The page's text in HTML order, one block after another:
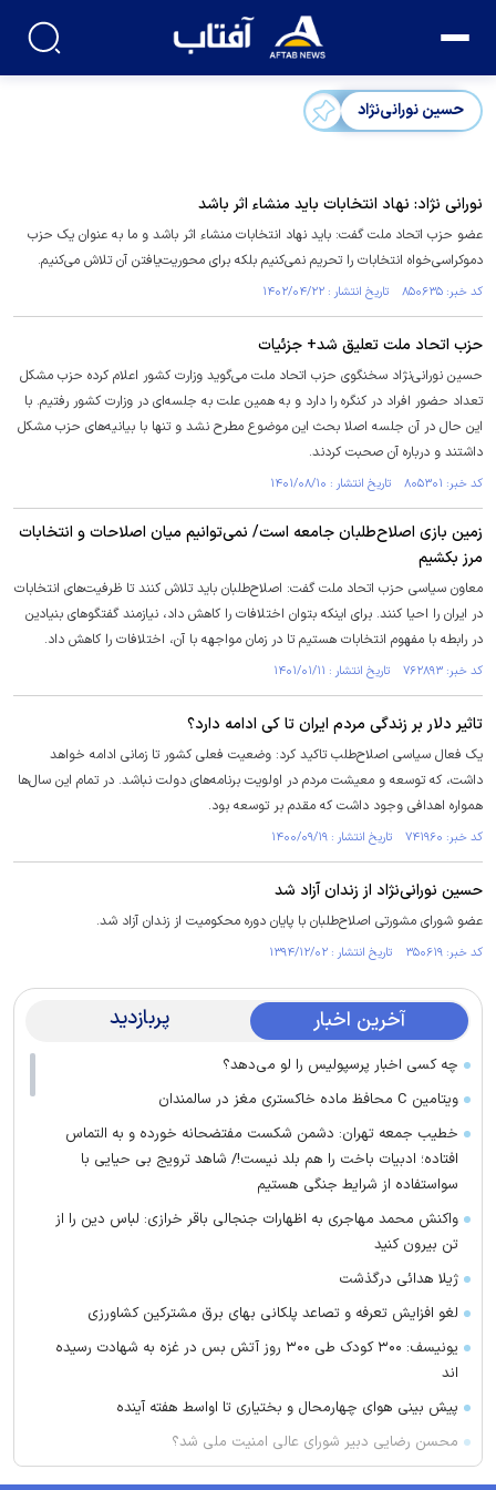
حسین نورانی‌نژاد
نورانی نژاد: نهاد انتخابات باید منشاء اثر باشد
عضو حزب اتحاد ملت گفت: باید نهاد انتخابات منشاء اثر باشد و ما به عنوان یک حزب
دموکراسی‌خواه انتخابات را تحریم نمی‌کنیم بلکه برای محوریت‌یافتن آن تلاش می‌کنیم.
کد خبر: ۸۵۰۶۳۵ تاریخ انتشار : ۱۴۰۲/۰۴/۲۲
حزب اتحاد ملت تعلیق شد+ جزئیات
حسین نورانی‌نژاد سخنگوی حزب اتحاد ملت می‌گوید وزارت کشور اعلام کرده حزب مشکل
تعداد حضور افراد در کنگره را دارد و به همین علت به جلسه‌ای در وزارت کشور رفتیم. با
این حال در آن جلسه اصلا بحث این موضوع مطرح نشد و تنها با بیانیه‌های حزب مشکل
داشتند و درباره آن صحبت کردند.
کد خبر: ۸۰۵۳۰۱ تاریخ انتشار : ۱۴۰۱/۰۸/۱۰
زمین بازی اصلاح‌طلبان جامعه است/ نمی‌توانیم میان اصلاحات و انتخابات
مرز بکشیم
معاون سیاسی حزب اتحاد ملت گفت: اصلاح‌طلبان باید تلاش کنند تا ظرفیت‌های انتخابات
در ایران را احیا کنند. برای اینکه بتوان اختلافات را کاهش داد، نیازمند گفتگو‌های بنیادین
در رابطه با مفهوم انتخابات هستیم تا در زمان مواجهه با آن، اختلافات را کاهش داد.
کد خبر: ۷۶۲۸۹۳ تاریخ انتشار : ۱۴۰۱/۰۱/۱۱
تاثیر دلار بر زندگی مردم ایران تا کی ادامه دارد؟
یک فعال سیاسی اصلاح‌طلب تاکید کرد: وضعیت فعلی کشور تا زمانی ادامه خواهد
داشت، که توسعه و معیشت مردم در اولویت برنامه‌های دولت نباشد. در تمام این سال‌ها
همواره اهدافی وجود داشت که مقدم بر توسعه بود.
کد خبر: ۷۴۱۹۶۰ تاریخ انتشار : ۱۴۰۰/۰۹/۱۹
حسین نورانی‌نژاد از زندان آزاد شد
عضو شورای مشورتی اصلاح‌طلبان با پایان دوره محکومیت از زندان آزاد شد.
کد خبر: ۳۵۰۶۱۹ تاریخ انتشار : ۱۳۹۴/۱۲/۰۲
آخرین اخبار پربازدید
چه کسی اخبار پرسپولیس را لو می‌دهد؟
ویتامین C محافظ ماده خاکستری مغز در سالمندان
خطیب جمعه تهران: دشمن شکست مفتضحانه خورده و به التماس
افتاده؛ ادبیات باخت را هم بلد نیست!/ شاهد ترویج بی حیایی با
سواستفاده از شرایط جنگی هستیم
واکنش محمد مهاجری به اظهارات جنجالی باقر خرازی: لباس دین را از
تن بیرون کنید
ژیلا هدائی درگذشت
لغو افزایش تعرفه و تصاعد پلکانی بهای برق مشترکین کشاورزی
یونیسف: ۳۰۰ کودک طی ۳۰۰ روز آتش بس در غزه به شهادت رسیده
اند
پیش بینی هوای چهارمحال و بختیاری تا اواسط هفته آینده
محسن رضایی دبیر شورای عالی امنیت ملی شد؟